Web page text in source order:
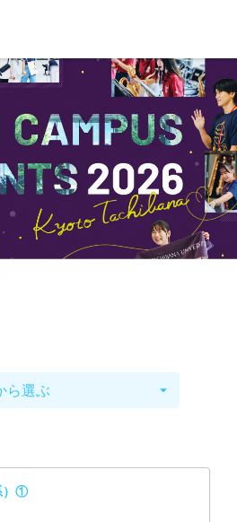
ら選ぶ arrow_drop_down
）①